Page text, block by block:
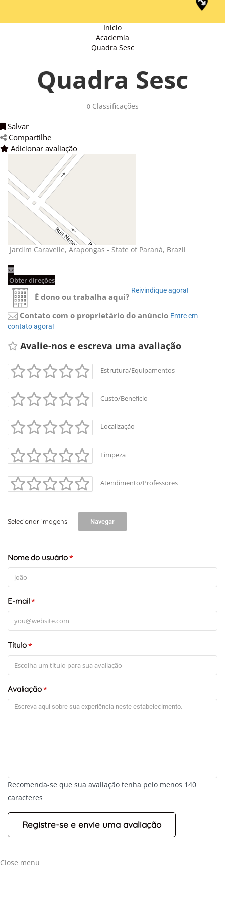
Início
Academia
Quadra Sesc
Quadra Sesc
0Classificações
Salvar
Compartilhe
Adicionar avaliação
+-
Leaflet
Jardim Caravelle, Arapongas - State of Paraná, Brazil
Obter direções
É dono ou trabalha aqui?
Reivindique agora!
Contato com o proprietário do anúncio Entre em
contato agora!
Avalie-nos e escreva uma avaliação
Estrutura/Equipamentos
Custo/Benefício
Localização
Limpeza
Atendimento/Professores
Selecionar imagens Navegar
Nome do usuário*
E-mail*
Título*
Avaliação*
Recomenda-se que sua avaliação tenha pelo menos 140
caracteres
Close menu